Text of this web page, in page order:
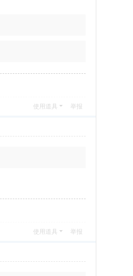
使用道具 举报
使用道具 举报